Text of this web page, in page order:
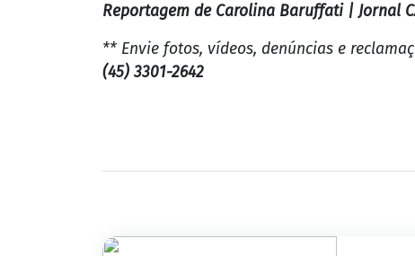
Reportagem de Carolina Baruffati | Jornal
** Envie fotos, vídeos, denúncias e
(45) 3301-2642